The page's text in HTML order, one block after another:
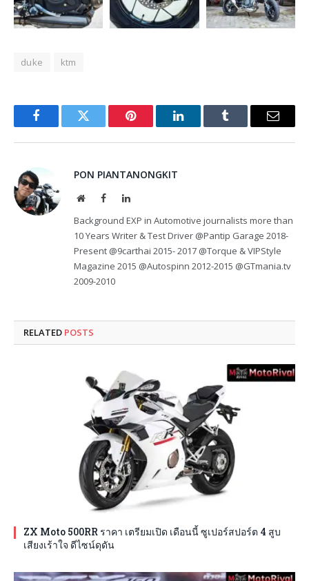
duke ktm
FacebookTwitter Pinterest LinkedInTumblr Email
PON PIANTANONGKIT
WebsiteFacebookLinkedIn
Background EXP in Automotive journalists more than
10 Years Writer & Test Driver @Pantip Garage 2018-
Present @9carthai 2015- 2017 @Torque & VIPStyle
Magazine 2015 @Autospinn 2012-2015 @GTmania.tv
2009-2010
RELATED POSTS
ZX Moto 500RR ราคา เตรียมเปิด เดือนนี้ ซูเปอร์สปอร์ต 4 สูบ
เสียงเร้าใจ ดีไซน์ดุดัน